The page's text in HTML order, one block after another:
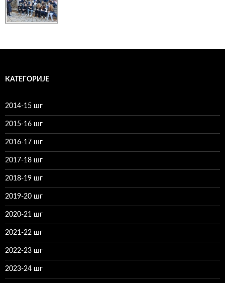
КАТЕГОРИЈЕ
2014-15 шг
2015-16 шг
2016-17 шг
2017-18 шг
2018-19 шг
2019-20 шг
2020-21 шг
2021-22 шг
2022-23 шг
2023-24 шг